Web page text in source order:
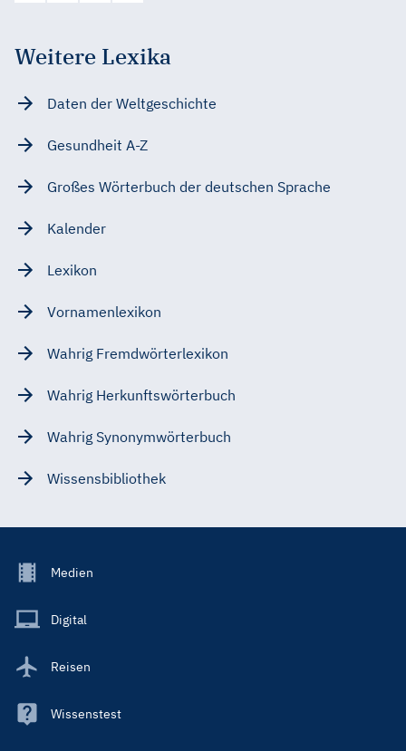
Weitere Lexika
Daten der Weltgeschichte
Gesundheit A-Z
Großes Wörterbuch der deutschen Sprache
Kalender
Lexikon
Vornamenlexikon
Wahrig Fremdwörterlexikon
Wahrig Herkunftswörterbuch
Wahrig Synonymwörterbuch
Wissensbibliothek
Footer
Main
Medien
Digital
Reisen
Wissenstest